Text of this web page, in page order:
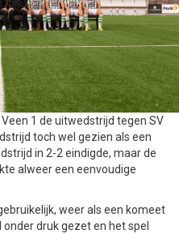
1 de uitwedstrijd tegen SV
toch wel gezien als een
in 2-2 eindigde, maar de
alweer een eenvoudige
weer als een komeet
druk gezet en het spel